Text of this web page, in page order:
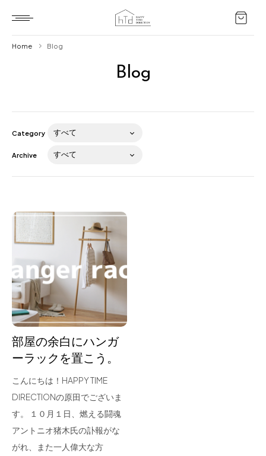
Blog
About us
for Business
Recruit
Contact
Blog
Home Blog
Category
Archive
部屋の余白にハンガ
ーラックを置こう。
こんにちは！HAPPY TIME
DIRECTIONの原田でございま
す。 １０月１日、燃える闘魂
アントニオ猪木氏の訃報がな
がれ、また一人偉大な方